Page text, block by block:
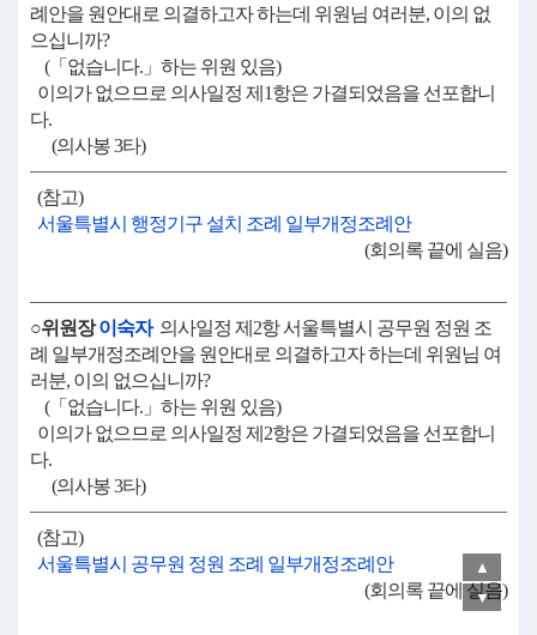
례안을 원안대로 의결하고자 하는데 위원님 여러분, 이의 없
으십니까?
(「없습니다.」하는 위원 있음)
이의가 없으므로 의사일정 제1항은 가결되었음을 선포합니
다.
(의사봉 3타)
(참고)
서울특별시 행정기구 설치 조례 일부개정조례안
(회의록 끝에 실음)
○위원장이숙자의사일정 제2항 서울특별시 공무원 정원 조
례 일부개정조례안을 원안대로 의결하고자 하는데 위원님 여
러분, 이의 없으십니까?
(「없습니다.」하는 위원 있음)
이의가 없으므로 의사일정 제2항은 가결되었음을 선포합니
다.
(의사봉 3타)
(참고)
서울특별시 공무원 정원 조례 일부개정조례안
(회의록 끝에 실음)
▲
▼